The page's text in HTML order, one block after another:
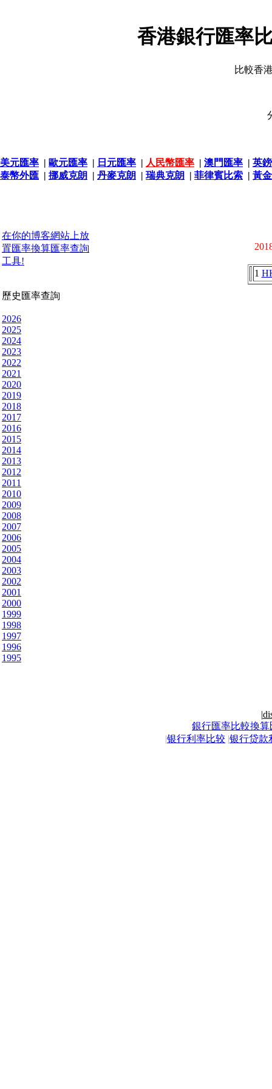
香港銀行匯率
比較香
美元匯率 | 歐元匯率 | 日元匯率 | 人民幣匯率 | 澳門匯率 | 英
泰幣外匯 | 挪威克朗 | 丹麥克朗 | 瑞典克朗 | 菲律賓比索 | 黃
在你的博客網站上放
置匯率換算匯率查詢
工具!
歷史匯率查詢
2026
2025
2024
2023
2022
2021
2020
2019
2018
2017
2016
2015
2014
2013
2012
2011
2010
2009
2008
2007
2006
2005
2004
2003
2002
2001
2000
1999
1998
1997
1996
1995
1
|
銀行匯率比較換算
|银行利率比较 |银行贷款